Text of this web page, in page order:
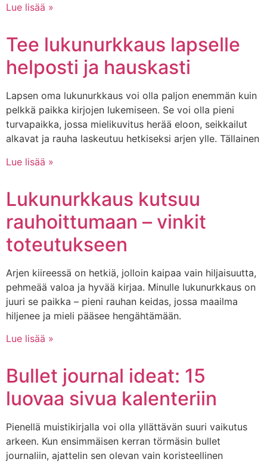
Lue lisää »
Tee lukunurkkaus lapselle
helposti ja hauskasti
Lapsen oma lukunurkkaus voi olla paljon enemmän kuin
pelkkä paikka kirjojen lukemiseen. Se voi olla pieni
turvapaikka, jossa mielikuvitus herää eloon, seikkailut
alkavat ja rauha laskeutuu hetkiseksi arjen ylle. Tällainen
Lue lisää »
Lukunurkkaus kutsuu
rauhoittumaan – vinkit
toteutukseen
Arjen kiireessä on hetkiä, jolloin kaipaa vain hiljaisuutta,
pehmeää valoa ja hyvää kirjaa. Minulle lukunurkkaus on
juuri se paikka – pieni rauhan keidas, jossa maailma
hiljenee ja mieli pääsee hengähtämään.
Lue lisää »
Bullet journal ideat: 15
luovaa sivua kalenteriin
Pienellä muistikirjalla voi olla yllättävän suuri vaikutus
arkeen. Kun ensimmäisen kerran törmäsin bullet
journaliin, ajattelin sen olevan vain koristeellinen